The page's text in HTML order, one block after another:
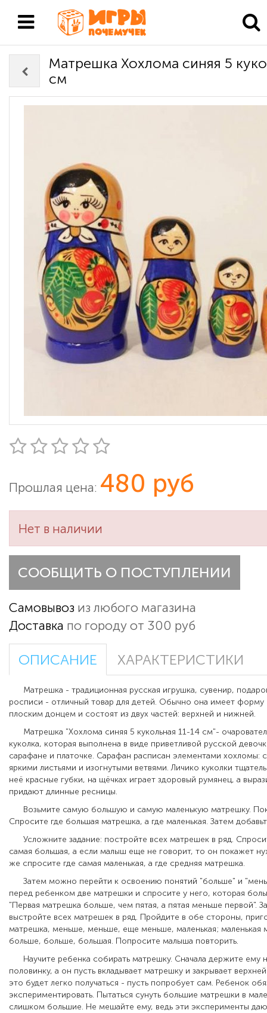
Матрешка Хохлома синяя 5
см
Прошлая цена: 480 руб
Нет в наличии
СООБЩИТЬ О ПОСТУПЛЕНИИ
Самовывоз из любого магазина
Доставка по городу от 300 руб
ОПИСАНИЕ ХАРАКТЕРИСТИКИ
Матрешка - традиционная русская игрушка, сувенир,
росписи - отличный товар для детей. Обычно она имеет форму
плоским донцем и состоят из двух частей: верхней и нижней.
Матрешка "Хохлома синяя 5 кукольная 11-14 см"-
куколка, которая выполнена в виде приветливой русской
сарафане и платочке. Сарафан расписан элементами хохломы:
яркими листьями и изогнутыми ветвями. Личико куколки
неё красные губки, на щёчках играет здоровый румянец, а
придают длинные ресницы.
Возьмите самую большую и самую маленькую матрешку.
Спросите где большая матрешка, а где маленькая. Затем
Усложните задание: постройте всех матрешек в ряд.
самая большая, а если малыш еще не говорит, то он покажет
же спросите где самая маленькая, а где средняя матрешка.
Затем можно перейти к освоению понятий "больше" и
перед ребенком две матрешки и спросите у него, которая
"Первая матрешка больше, чем пятая, а пятая меньше первой".
выстройте всех матрешек в ряд. Пройдите в обе стороны,
матрешка, меньше, меньше, еще меньше, маленькая; маленькая
больше, больше, большая. Попросите малыша повторить.
Научите ребенка собирать матрешку. Сначала держите
половинку, а он пусть вкладывает матрешку и закрывает
это будет легко получаться - пусть попробует сам. Ребенок
экспериментировать. Пытаться сунуть большие матрешки в
слишком большие. Не мешайте ему, ведь эти эксперименты